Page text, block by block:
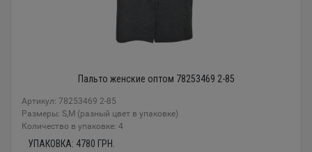
Пальто женские оптом 78253469 2-85
Артикул: 78253469 2-85
Размеры: S,M (разный цвет в упаковке)
Количество в упаковке: 4
УПАКОВКА: 4780 ГРН.